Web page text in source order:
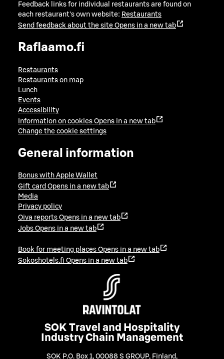
Feedback links for individual restaurants are found on
each restaurant's own website: Restaurants
Send feedback about the site Opens in a new tab
Raflaamo.fi
Restaurants
Restaurants on map
Lunch
Events
Accessibility
Information on cookies Opens in a new tab
Change the cookie settings
General information
Bonus with Apple Wallet
Gift card Opens in a new tab
Media
Privacy policy
Oiva reports Opens in a new tab
Jobs Opens in a new tab
Book for meeting places Opens in a new tab
Sokoshotels.fi Opens in a new tab
SOK Travel and Hospitality
Industry Chain Management
SOK P.O. Box 1, 00088 S GROUP, Finland ,